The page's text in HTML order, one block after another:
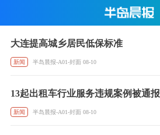
大连提高城乡居民低保标准
新闻 半岛晨报-A01-封面 08-10
13起出租车行业服务违规案例被通报
新闻 半岛晨报-A01-封面 08-10